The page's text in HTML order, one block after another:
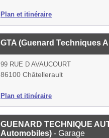
Plan et itinéraire
GTA (Guenard Techniques
99 RUE D AVAUCOURT
86100 Châtellerault
Plan et itinéraire
GUENARD TECHNIQUE
Automobiles) - Garage